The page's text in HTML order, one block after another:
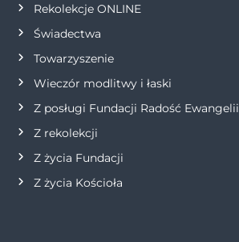
Rekolekcje ONLINE
Świadectwa
Towarzyszenie
Wieczór modlitwy i łaski
Z posługi Fundacji Radość Ewangelii
Z rekolekcji
Z życia Fundacji
Z życia Kościoła